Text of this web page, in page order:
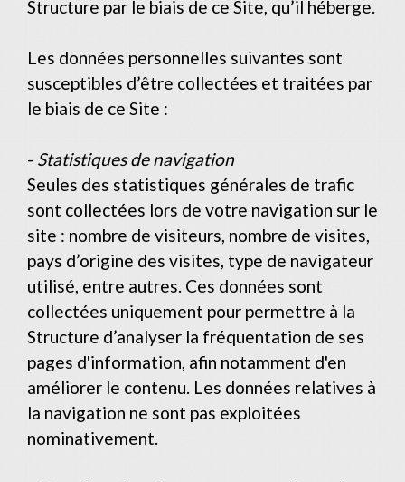
Structure par le biais de ce Site, qu’il héberge.
Les données personnelles suivantes sont
susceptibles d’être collectées et traitées par
le biais de ce Site :
- Statistiques de navigation
Seules des statistiques générales de trafic
sont collectées lors de votre navigation sur le
site : nombre de visiteurs, nombre de visites,
pays d’origine des visites, type de navigateur
utilisé, entre autres. Ces données sont
collectées uniquement pour permettre à la
Structure d’analyser la fréquentation de ses
pages d'information, afin notamment d'en
améliorer le contenu. Les données relatives à
la navigation ne sont pas exploitées
nominativement.